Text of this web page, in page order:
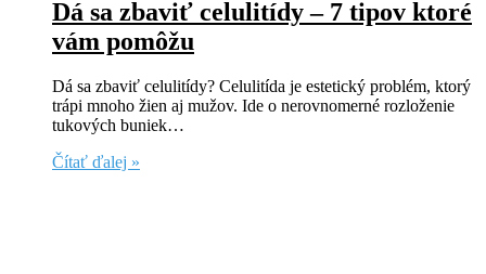
Dá sa zbaviť celulitídy – 7 tipov ktoré
vám pomôžu
Dá sa zbaviť celulitídy? Celulitída je estetický problém, ktorý
trápi mnoho žien aj mužov. Ide o nerovnomerné rozloženie
tukových buniek…
Čítať ďalej »